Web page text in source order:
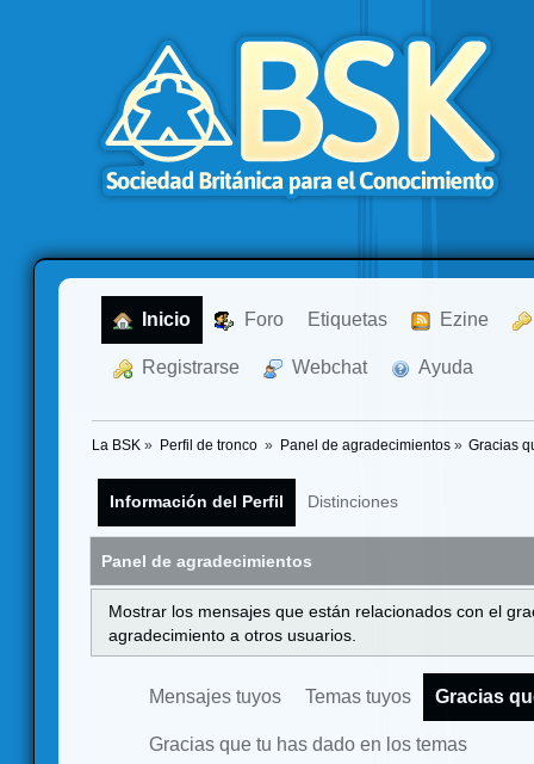
Inicio Foro Etiquetas Ezine
Registrarse Webchat Ayuda
La BSK » Perfil de tronco » Panel de agradecimientos» Gracias
Información del Perfil Distinciones
Panel de agradecimientos
Mostrar los mensajes que están relacionados con el
agradecimiento a otros usuarios.
Mensajes tuyos Temas tuyos Gracias
Gracias que tu has dado en los temas